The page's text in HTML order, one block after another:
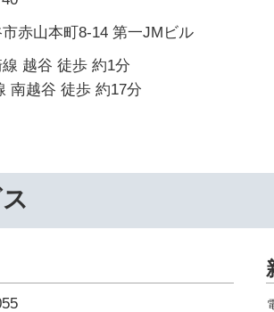
赤山本町8-14 第一JMビル
越谷 徒歩 約1分
南越谷 徒歩 約17分